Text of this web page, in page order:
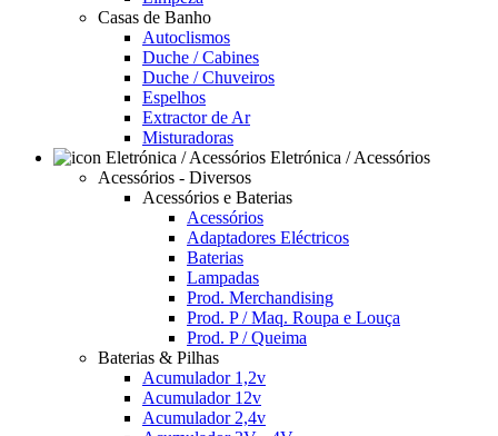
Casas de Banho
Autoclismos
Duche / Cabines
Duche / Chuveiros
Espelhos
Extractor de Ar
Misturadoras
Eletrónica / Acessórios
Acessórios - Diversos
Acessórios e Baterias
Acessórios
Adaptadores Eléctricos
Baterias
Lampadas
Prod. Merchandising
Prod. P / Maq. Roupa e Louça
Prod. P / Queima
Baterias & Pilhas
Acumulador 1,2v
Acumulador 12v
Acumulador 2,4v